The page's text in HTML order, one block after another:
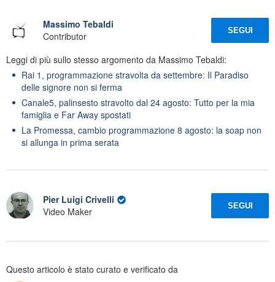
Massimo Tebaldi
Contributor
SEGUI
Leggi di più sullo stesso argomento da Massimo Tebaldi:
Rai 1, programmazione stravolta da settembre: Il Paradiso
delle signore non si ferma
Canale5, palinsesto stravolto dal 24 agosto: Tutto per la mia
famiglia e Far Away spostati
La Promessa, cambio programmazione 8 agosto: la soap non
si allunga in prima serata
Pier Luigi Crivelli
Video Maker
SEGUI
Questo articolo è stato curato e verificato da